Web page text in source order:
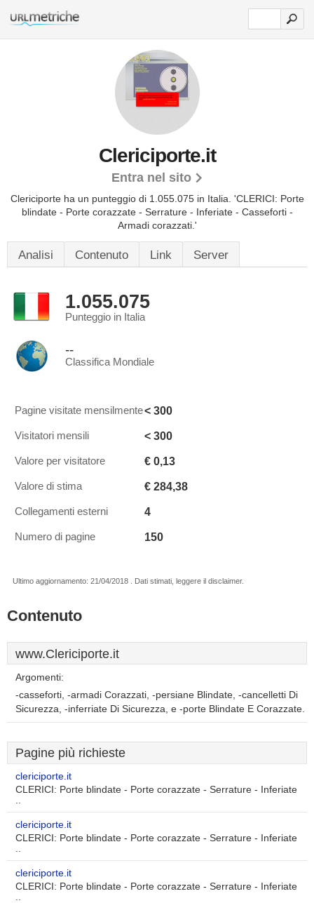
Clericiporte.it
Entra nel sito
Clericiporte ha un punteggio di 1.055.075 in Italia. 'CLERICI: Porte
blindate - Porte corazzate - Serrature - Inferiate - Casseforti -
Armadi corazzati.'
Analisi Contenuto Link Server
1.055.075
Punteggio in Italia
--
Classifica Mondiale
Pagine visitate mensilmente< 300
Visitatori mensili < 300
Valore per visitatore € 0,13
Valore di stima € 284,38
Collegamenti esterni 4
Numero di pagine 150
Ultimo aggiornamento: 21/04/2018 . Dati stimati, leggere il disclaimer.
Contenuto
www.Clericiporte.it
Argomenti:
-casseforti, -armadi Corazzati, -persiane Blindate, -cancelletti Di
Sicurezza, -inferriate Di Sicurezza, e -porte Blindate E Corazzate.
Pagine più richieste
clericiporte.it
CLERICI: Porte blindate - Porte corazzate - Serrature - Inferiate
..
clericiporte.it
CLERICI: Porte blindate - Porte corazzate - Serrature - Inferiate
..
clericiporte.it
CLERICI: Porte blindate - Porte corazzate - Serrature - Inferiate
..